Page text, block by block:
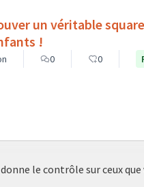
un véritable
!
0 0
Référence :
le contrôle sur ceux